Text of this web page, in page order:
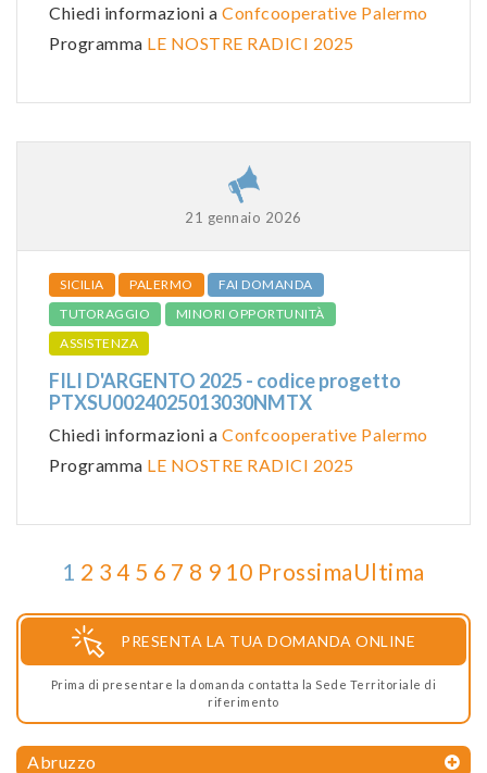
Chiedi informazioni a Confcooperative Palermo
Programma LE NOSTRE RADICI 2025
21 gennaio 2026
SICILIA PALERMO
FAI DOMANDA
TUTORAGGIO
MINORI OPPORTUNITÀ
ASSISTENZA
FILI D'ARGENTO 2025 - codice progetto
PTXSU0024025013030NMTX
Chiedi informazioni a Confcooperative Palermo
Programma LE NOSTRE RADICI 2025
1 2 3 4 5 6 7 8 9 10 ProssimaUltima
PRESENTA LA TUA DOMANDA ONLINE
Prima di presentare la domanda contatta la Sede Territoriale di
riferimento
Abruzzo